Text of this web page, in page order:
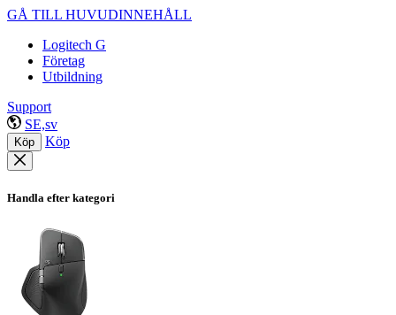
GÅ TILL HUVUDINNEHÅLL
Logitech G
Företag
Utbildning
Support
SE,sv
Köp Köp
Handla efter kategori